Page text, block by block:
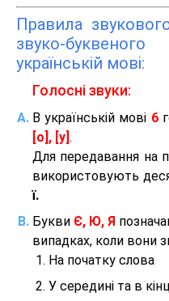
Правила
звуко-
українській мові:
Голосні звуки:
В українській мові 6
[о], [у] .
Для передавання на
використовують
ї.
Букви Є, Ю, Я
випадках, коли вони
На початку слова
У середині та в